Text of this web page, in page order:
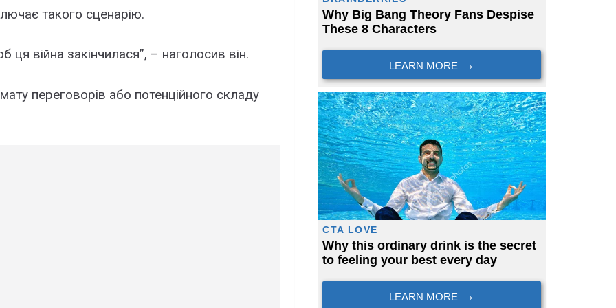
такого сценарію.
війна закінчилася”, – наголосив він.
переговорів або потенційного складу